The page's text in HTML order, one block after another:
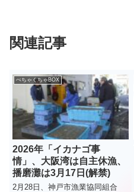
関連記事
ぺちゃくちゃBOX
2026年「イカナゴ事
情」、大阪湾は自主休漁、
播磨灘は3月17日(解禁)
2月28日、神戸市漁業協同組合